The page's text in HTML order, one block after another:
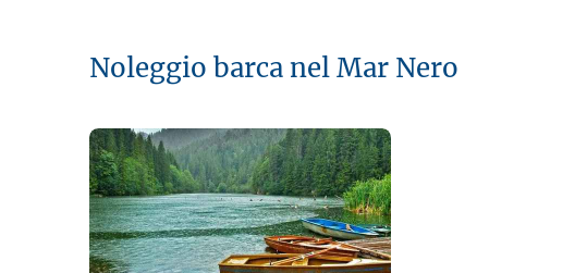
Noleggio barca nel Mar Nero